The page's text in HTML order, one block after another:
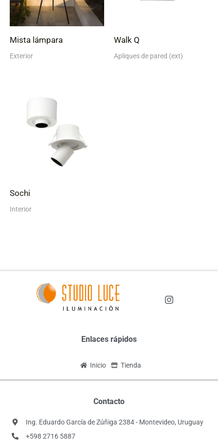
Mista lámpara
Exterior
Walk Q
Apliques de pared (ext)
Sochi
Interior
Enlaces rápidos
Inicio Tienda
Contacto
Ing. Eduardo García de Zúñiga 2384 - Montevideo, Uruguay
+598 2716 5887